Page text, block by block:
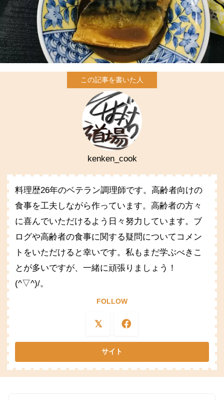
kenken_cook
料理歴26年のベテラン調理師です。高齢者向けの
食事を工夫しながら作っています。高齢者の方々
に喜んでいただけるよう日々努力しています。ブ
ログや高齢者の食事に関する疑問についてコメン
トをいただけると幸いです。私もまだ学ぶべきこ
とが多いですが、一緒に頑張りましょう！
(^▽^)/。
FOLLOW